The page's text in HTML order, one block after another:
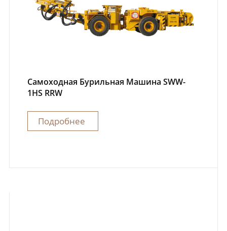
Самоходная Бурильная Машина SWW-
1HS RRW
Подробнее